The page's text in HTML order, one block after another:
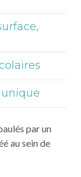
par un
au sein de